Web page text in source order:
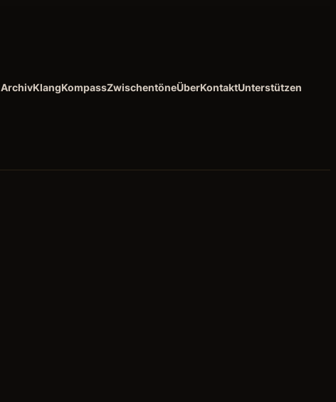
ArchivKlangKompassZwischentöneÜberKontaktUnterstützen